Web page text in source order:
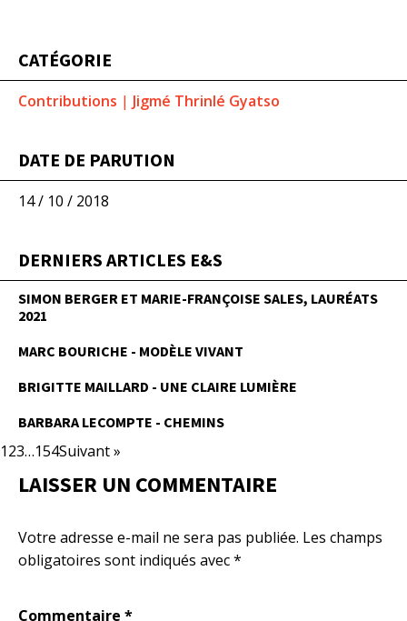
CATÉGORIE
Contributions | Jigmé Thrinlé Gyatso
DATE DE PARUTION
14 / 10 / 2018
DERNIERS ARTICLES E&S
SIMON BERGER ET MARIE-FRANÇOISE SALES, LAURÉATS
2021
MARC BOURICHE - MODÈLE VIVANT
BRIGITTE MAILLARD - UNE CLAIRE LUMIÈRE
BARBARA LECOMPTE - CHEMINS
123…154Suivant »
LAISSER UN COMMENTAIRE
Votre adresse e-mail ne sera pas publiée. Les champs
obligatoires sont indiqués avec*
Commentaire *